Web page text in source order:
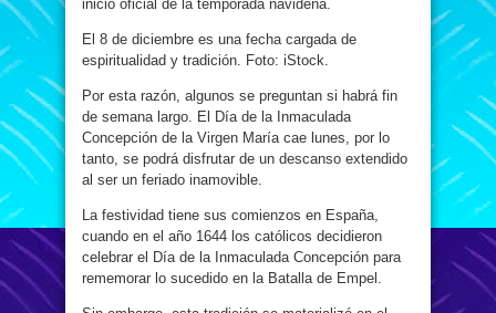
inicio oficial de la temporada navideña.
El 8 de diciembre es una fecha cargada de
espiritualidad y tradición. Foto: iStock.
Por esta razón, algunos se preguntan si habrá fin
de semana largo. El Día de la Inmaculada
Concepción de la Virgen María cae lunes, por lo
tanto, se podrá disfrutar de un descanso extendido
al ser un feriado inamovible.
La festividad tiene sus comienzos en España,
cuando en el año 1644 los católicos decidieron
celebrar el Día de la Inmaculada Concepción para
rememorar lo sucedido en la Batalla de Empel.